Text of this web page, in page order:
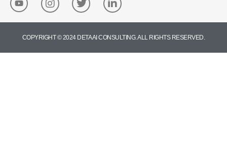
COPYRIGHT © 2024 DETA AI CONSULTING. ALL RIGHTS RESERVED.